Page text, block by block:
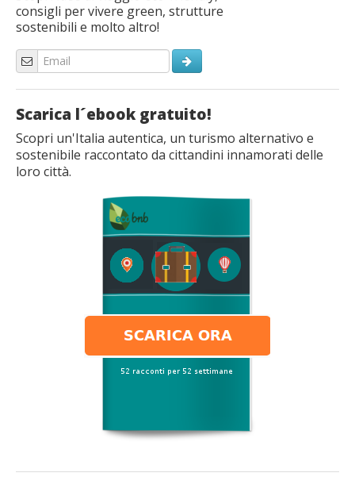
consigli per vivere green, strutture
sostenibili e molto altro!
Scarica l´ebook gratuito!
Scopri un'Italia autentica, un turismo alternativo e
sostenibile raccontato da cittandini innamorati delle
loro città.